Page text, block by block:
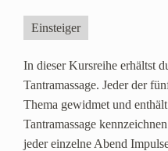
Einsteiger
In dieser Kursreihe erhältst
Tantramassage. Jeder der
Thema gewidmet und
Tantramassage
jeder einzelne Abend